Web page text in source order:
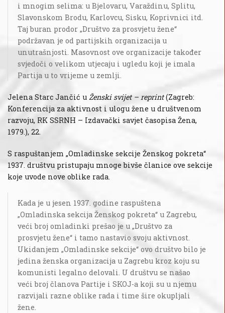
i mnogim selima: u Bjelovaru, Varaždinu, Splitu,
Slavonskom Brodu, Karlovcu, Sisku, Koprivnici itd.
Taj buran prodor „Društvo za prosvjetu žene“
podržavan je od partijskih organizacija u
unutrašnjosti. Masovnost ove organizacije također
svjedoči o velikom utjecaju i ugledu koji je imala
Partija u to vrijeme u zemlji.
Jelena Starc Jančić u Ženski svijet – reprint(Zagreb:
Konferencija za aktivnost i ulogu žene u društvenom
razvoju, RK SSRNH – Izdavački savjet časopisa Žena,
1979.), 22.
S raspuštanjem „Omladinske sekcije Ženskog pokreta“
1937. društvu pristupaju mnoge bivše članice ove sekcije
koje uvode nove oblike rada.
Kada je u jesen 1937. godine raspuštena
„Omladinska sekcija Ženskog pokreta“ u Zagrebu,
veći broj omladinki prešao je u „Društvo za
prosvjetu žene“ i tamo nastavio svoju aktivnost.
Ukidanjem „Omladinske sekcije“ ovo društvo bilo je
jedina ženska organizacija u Zagrebu kroz koju su
komunisti legalno delovali. U društvu se našao
veći broj članova Partije i SKOJ-a koji su u njemu
razvijali razne oblike rada i time šire okupljali
žene.